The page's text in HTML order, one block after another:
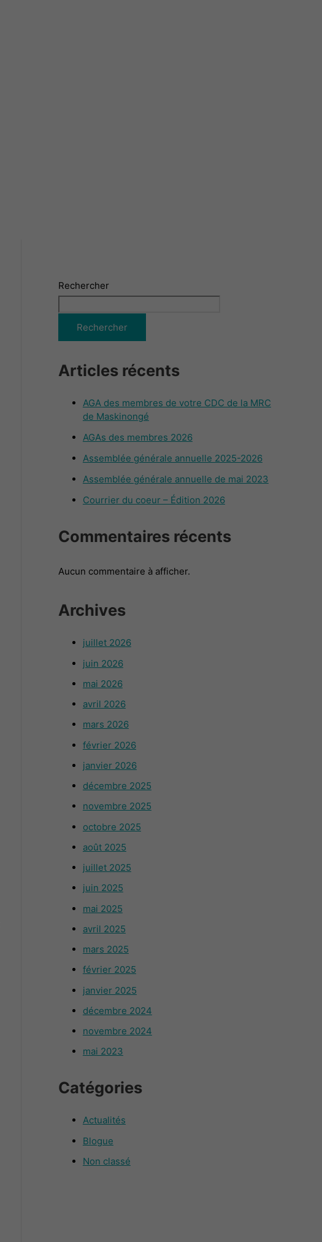
Rechercher
Rechercher
Articles récents
AGA des membres de votre CDC de la MRC
de Maskinongé
AGAs des membres 2026
Assemblée générale annuelle 2025-2026
Assemblée générale annuelle de mai 2023
Courrier du coeur – Édition 2026
Commentaires récents
Aucun commentaire à afficher.
Archives
juillet 2026
juin 2026
mai 2026
avril 2026
mars 2026
février 2026
janvier 2026
décembre 2025
novembre 2025
octobre 2025
août 2025
juillet 2025
juin 2025
mai 2025
avril 2025
mars 2025
février 2025
janvier 2025
décembre 2024
novembre 2024
mai 2023
Catégories
Actualités
Blogue
Non classé